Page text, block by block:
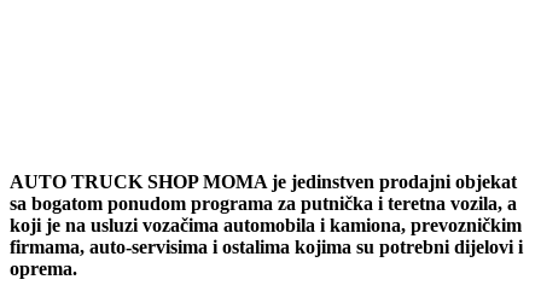
AUTO TRUCK SHOP MOMA je jedinstven prodajni objekat
sa bogatom ponudom programa za putnička i teretna vozila, a
koji je na usluzi vozačima automobila i kamiona, prevozničkim
firmama, auto-servisima i ostalima kojima su potrebni dijelovi i
oprema.